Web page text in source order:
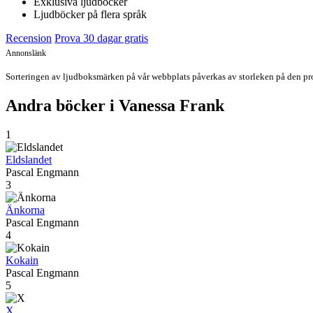
Ljudböcker på flera språk
Recension Prova 30 dagar gratis
Annonslänk
Sorteringen av ljudboksmärken på vår webbplats påverkas av storleken på den
Andra böcker i Vanessa Frank
1
Eldslandet
Pascal Engmann
3
Änkorna
Pascal Engmann
4
Kokain
Pascal Engmann
5